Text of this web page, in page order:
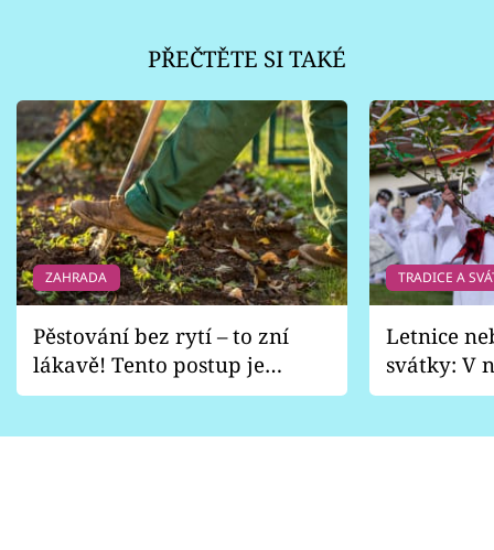
PŘEČTĚTE SI TAKÉ
ZAHRADA
Pěstování bez rytí – to zní
lákavě! Tento postup je
vhodný jen pro některé
TRADICE A
Letnice
svátky: V
pondělí